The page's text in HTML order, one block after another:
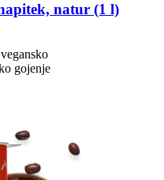
natur (1 l)
gojenje